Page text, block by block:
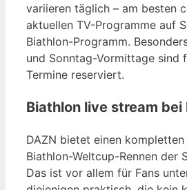
variieren täglich – am besten
aktuellen TV-Programme auf
Biathlon-Programm.
und Sonntag-Vormittage sind
Termine reserviert.
Biathlon live stream bei
DAZN bietet einen
Biathlon-Weltcup-Rennen der
Das ist vor allem für Fans